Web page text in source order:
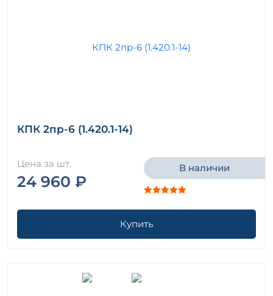
КПК 2пр-6 (1.420.1-14)
Цена за шт.
24 960 ₽
В наличии
Купить